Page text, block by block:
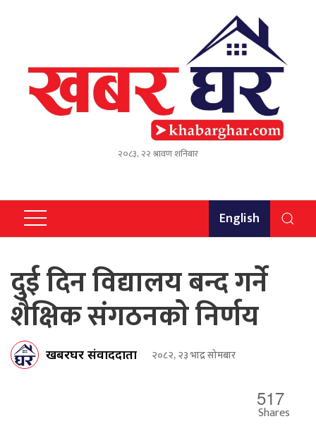
२०८३, २२ श्रावण शनिबार
English
दुई दिन विद्यालय बन्द गर्ने
शैक्षिक संगठनकाे निर्णय
खबरघर संवाददाता २०८२, २३ भाद्र सोमबार
517
Shares